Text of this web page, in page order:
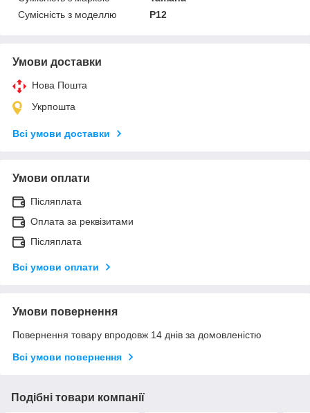
Сумісність з моделлю
P12
Умови доставки
Нова Пошта
Укрпошта
Всі умови доставки
Умови оплати
Післяплата
Оплата за реквізитами
Післяплата
Всі умови оплати
Умови повернення
Повернення товару впродовж 14 днів за домовленістю
Всі умови повернення
Подібні товари компанії